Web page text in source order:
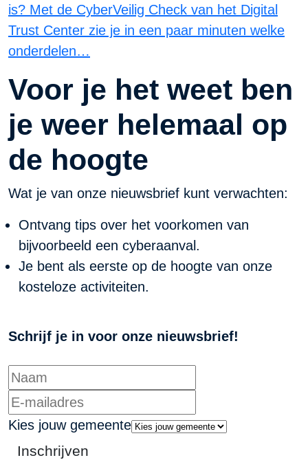
is? Met de CyberVeilig Check van het Digital
Trust Center zie je in een paar minuten welke
onderdelen…
Voor je het weet ben
je weer helemaal op
de hoogte
Wat je van onze nieuwsbrief kunt verwachten:
Ontvang tips over het voorkomen van
bijvoorbeeld een cyberaanval.
Je bent als eerste op de hoogte van onze
kosteloze activiteiten.
Schrijf je in voor onze nieuwsbrief!
Kies jouw gemeente
Inschrijven